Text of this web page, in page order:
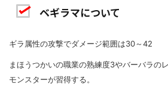
ベギラマについて
ギラ属性の攻撃でダメージ範囲は30～42
まほうつかいの職業の熟練度3やバーバラの
モンスターが習得する。